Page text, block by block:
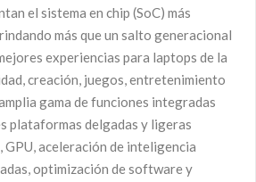
el sistema en chip (SoC) más
más que un salto generacional
experiencias para laptops de la
creación, juegos, entretenimiento
gama de funciones integradas
plataformas delgadas y ligeras
GPU, aceleración de inteligencia
optimización de software y